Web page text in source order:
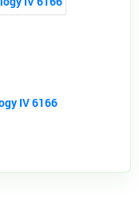
IV 6166